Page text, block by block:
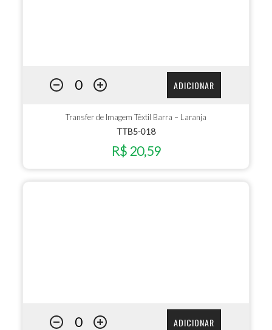
ADICIONAR
Transfer de Imagem Têxtil Barra – Laranja
TTB5-018
R$ 20,59
ADICIONAR